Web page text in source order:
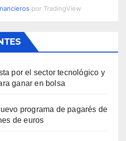
por TradingView
por el sector tecnológico y
ganar en bolsa
programa de pagarés de
de euros